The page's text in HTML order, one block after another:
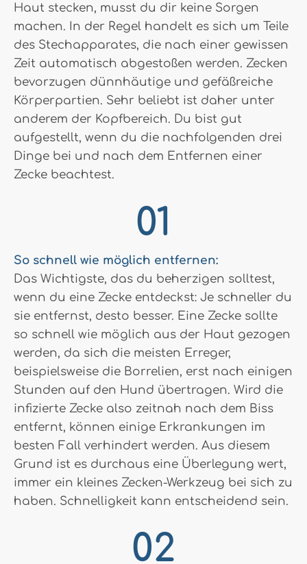
Haut stecken, musst du dir keine Sorgen
machen. In der Regel handelt es sich um Teile
des Stechapparates, die nach einer gewissen
Zeit automatisch abgestoßen werden. Zecken
bevorzugen dünnhäutige und gefäßreiche
Körperpartien. Sehr beliebt ist daher unter
anderem der Kopfbereich. Du bist gut
aufgestellt, wenn du die nachfolgenden drei
Dinge bei und nach dem Entfernen einer
Zecke beachtest.
So schnell wie möglich entfernen:
Das Wichtigste, das du beherzigen solltest,
wenn du eine Zecke entdeckst: Je schneller du
sie entfernst, desto besser. Eine Zecke sollte
so schnell wie möglich aus der Haut gezogen
werden, da sich die meisten Erreger,
beispielsweise die Borrelien, erst nach einigen
Stunden auf den Hund übertragen. Wird die
infizierte Zecke also zeitnah nach dem Biss
entfernt, können einige Erkrankungen im
besten Fall verhindert werden. Aus diesem
Grund ist es durchaus eine Überlegung wert,
immer ein kleines Zecken-Werkzeug bei sich zu
haben. Schnelligkeit kann entscheidend sein.